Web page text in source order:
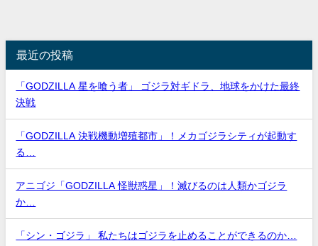
最近の投稿
「GODZILLA 星を喰う者」 ゴジラ対ギドラ、地球をかけた最終
決戦
「GODZILLA 決戦機動増殖都市」！メカゴジラシティが起動す
る…
アニゴジ「GODZILLA 怪獣惑星」！滅びるのは人類かゴジラ
か…
「シン・ゴジラ」 私たちはゴジラを止めることができるのか…